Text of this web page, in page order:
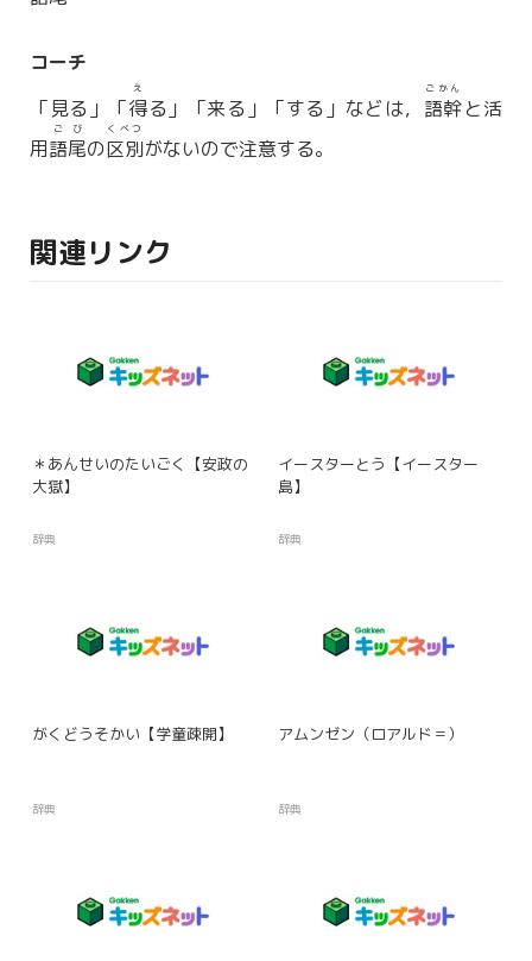
コーチ
「見る」「得
え
る」「来る」「する」などは， 語幹
ごかん
と活
用語尾
ごび
の区別
くべつ
がないので注意する。
関連リンク
＊あんせいのたいごく【安政の
大獄】
辞典
イースターとう【イースター
島】
辞典
がくどうそかい【学童疎開】
辞典
アムンゼン（ロアルド＝）
辞典